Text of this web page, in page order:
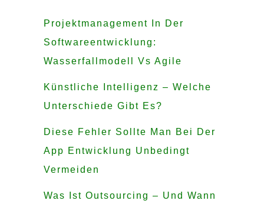
Projektmanagement In Der
Softwareentwicklung:
Wasserfallmodell Vs Agile
Künstliche Intelligenz – Welche
Unterschiede Gibt Es?
Diese Fehler Sollte Man Bei Der
App Entwicklung Unbedingt
Vermeiden
Was Ist Outsourcing – Und Wann